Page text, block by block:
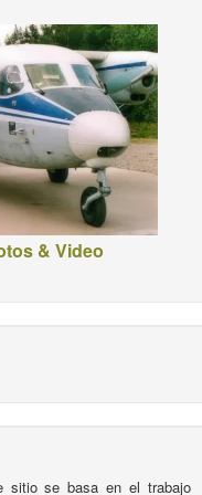
& Video
sitio se basa en el trabajo